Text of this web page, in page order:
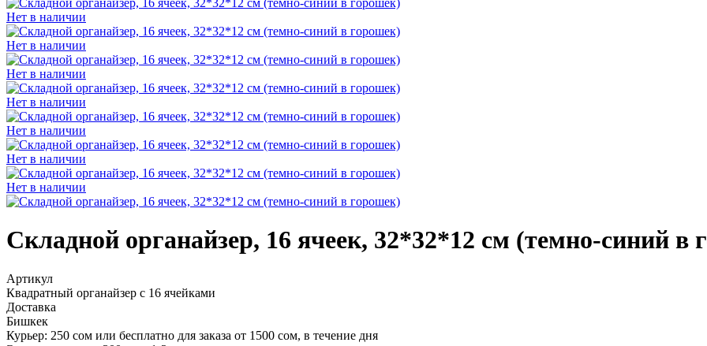
Нет в наличии
Нет в наличии
Нет в наличии
Нет в наличии
Нет в наличии
Нет в наличии
Нет в наличии
Складной органайзер, 16 ячеек, 32*32*12 см (темно-синий в
Артикул
Квадратный органайзер с 16 ячейками
Доставка
Бишкек
Курьер: 250 сом или бесплатно для заказа от 1500 сом, в течение дня